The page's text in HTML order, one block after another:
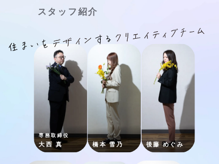
スタッフ紹介
専務取締役
大西 真 橋本 雪乃 後藤 めぐみ